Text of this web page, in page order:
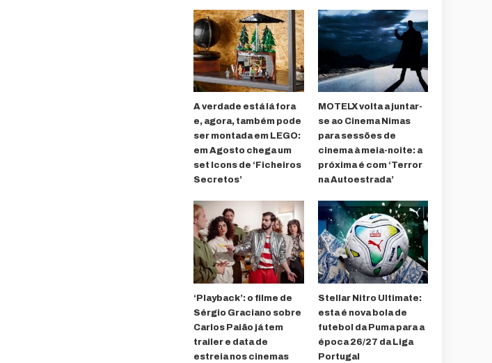
A verdade está lá fora
e, agora, também pode
ser montada em LEGO:
em Agosto chega um
set Icons de ‘Ficheiros
Secretos’
MOTELX volta a juntar-
se ao Cinema Nimas
para sessões de
cinema à meia-noite: a
próxima é com ‘Terror
na Autoestrada’
‘Playback’: o filme de
Sérgio Graciano sobre
Carlos Paião já tem
trailer e data de
estreia nos cinemas
Stellar Nitro Ultimate:
esta é nova bola de
futebol da Puma para a
época 26/27 da Liga
Portugal